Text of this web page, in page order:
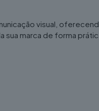
visual,
sua marca de forma